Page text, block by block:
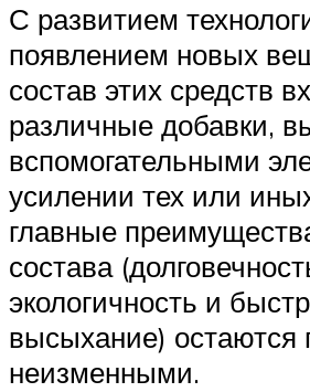
С развитием
появлением новых
состав этих средств
различные добавки,
вспомогательными
усилении тех или
главные
состава
экологичность и
высыхание) остаются
неизменными.